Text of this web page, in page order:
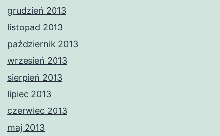
grudzień 2013
listopad 2013
październik 2013
wrzesień 2013
sierpień 2013
lipiec 2013
czerwiec 2013
maj 2013